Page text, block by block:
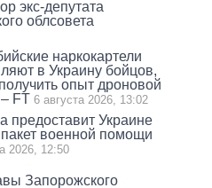
экс-депутата
облсовета
наркокартели
в Украину бойцов,
опыт дроновой
FT 6 августа 2026, 13:02
предоставит Украине
военной помощи
2026, 12:50
Запорожского